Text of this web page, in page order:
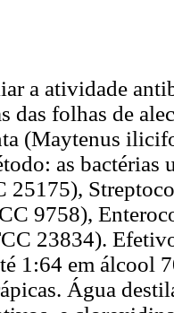
a atividade
das folhas de
(Maytenus
as bactérias
25175),
9758),
23834).
1:64 em álcool
Água